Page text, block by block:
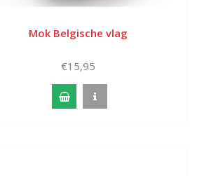
Mok Belgische vlag
€15,95